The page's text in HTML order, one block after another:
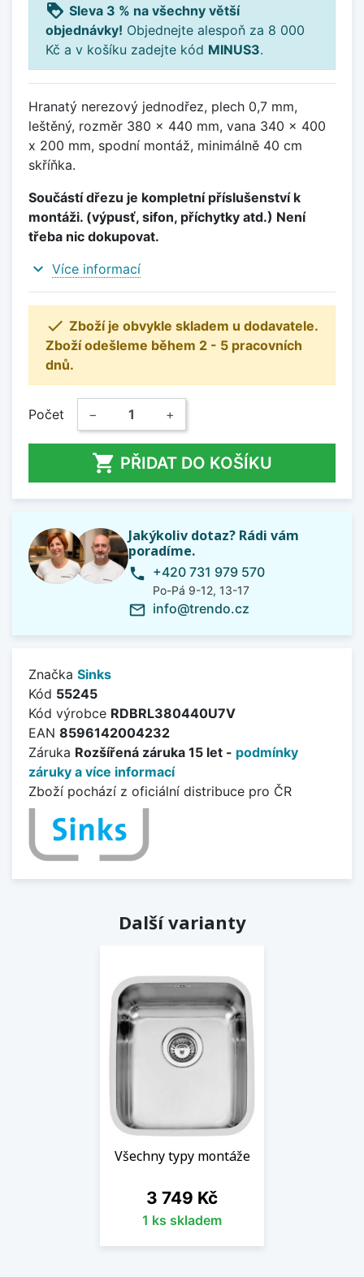
loyalty Sleva 3 % na všechny větší
objednávky! Objednejte alespoň za 8 000
Kč a v košíku zadejte kód MINUS3.
Hranatý nerezový jednodřez, plech 0,7 mm,
leštěný, rozměr 380 x 440 mm, vana 340 x 400
x 200 mm, spodní montáž, minimálně 40 cm
skříňka.
Součástí dřezu je kompletní příslušenství k
montáži. (výpusť, sifon, příchytky atd.) Není
třeba nic dokupovat.
expand_more Více informací
 Zboží je obvykle skladem u dodavatele.
Zboží odešleme během 2 - 5 pracovních
dnů.
Počet − +
 PŘIDAT DO KOŠÍKU
Jakýkoliv dotaz? Rádi vám
poradíme.
phone +420 731 979 570
Po-Pá 9-12, 13-17
mail_outline info@trendo.cz
Značka Sinks
Kód 55245
Kód výrobce RDBRL380440U7V
EAN 8596142004232
Záruka Rozšířená záruka 15 let - podmínky
záruky a více informací
Zboží pochází z oficiální distribuce pro ČR
Další varianty
Všechny typy montáže
Cena
3 749 Kč
1 ks skladem